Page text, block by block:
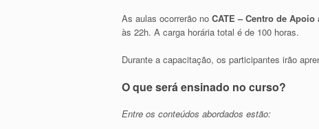
As aulas ocorrerão no CATE – Centro de
às 22h. A carga horária total é de 100 horas.
Durante a capacitação, os participantes irão
O que será ensinado no curso?
Entre os conteúdos abordados estão: